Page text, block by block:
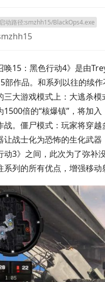
启动路径:smzhh15/BlackOps4.exe
唤15：黑色行动4》是由
部作品。和系列以往的续
三大游戏模式上：大逃杀
1500倍的“核爆镇”，将加
战。僵尸模式：玩家将穿
让战士化为恐怖的生化武
动3》之间，此次为了弥
系列的所有优点，增强移动